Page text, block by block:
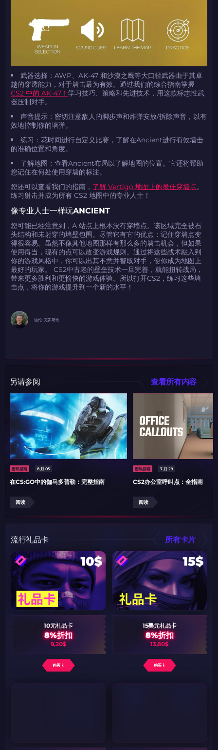
带上你的促销代码
只需抓取区域并将促销代码复制到剪贴板
2024LONG
如何使用促销代码
复制到剪贴板
如何使用促销代码
带上你的促销代码
如何使用促销代码
带上你的促销代码
由KARRIGAN倾情推荐
团队 THE MONGOLZ
CS2CODES.CN社区与电子竞技
武器选择：AWP、AK-47 和沙漠之鹰等大口径武器由于其卓
越的穿透能力，对于墙击最为有效。通过我们的综合指南掌握
CS2 中的 AK-47！ 学习技巧、策略和先进技术，用这款标志性武
器压制对手。
声音提示：密切注意敌人的脚步声和炸弹安放/拆除声音，以有
效地控制你的墙弹。
练习：花时间进行自定义比赛，了解在Ancient进行有效墙击
的准确位置和角度。
了解地图：查看Ancient布局以了解地图的位置。它还将帮助
您记住在何处使用穿墙的标注。
您还可以查看我们的指南， 了解 Vertigo 地图上的最佳穿墙点。
练习射击并成为所有 CS2 地图中的专业人士！
像专业人士一样玩ANCIENT
您可能已经注意到，A 站点上根本没有穿墙点。该区域完全被石
头结构和未射穿的墙壁包围。尽管它有它的优点：记住穿墙点变
得很容易。虽然不像其他地图那样有那么多的墙击机会，但如果
使用得当，现有的点可以改变游戏规则。通过将这些战术融入到
你的游戏风格中，你可以出其不意并智取对手，使你成为地图上
最好的玩家。 CS2中古老的壁垒技术一旦完善，就能扭转战局，
带来更多胜利和更愉快的游戏体验。所以打开CS2，练习这些墙
击点，将你的游戏提升到一个新的水平！
迪伦· 克罗斯比
另请参阅 查看所有内容
游戏指南 8 月 05
在CS:GO中的伽马多普勒：完整指南
阅读
游戏指南 7 月 29
CS2办公室呼叫点：全指南
阅读
流行礼品卡 所有卡片
10元礼品卡
8%折扣
9,20$
购买卡
15美元礼品卡
8%折扣
13,80$
购买卡